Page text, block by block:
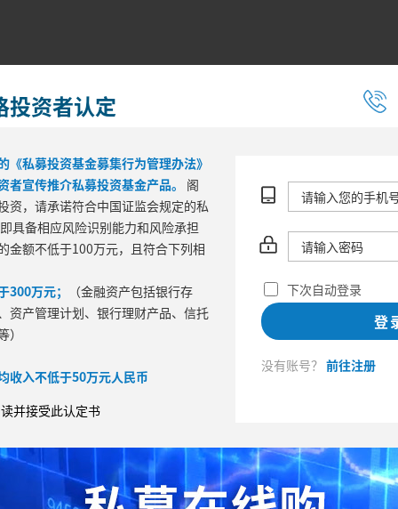
最大回撤
波
投资者认定
《私募投资基金募集行为管理办法》
宣传推介私募投资基金产品。
阁
资，请承诺符合中国证监会规定的私
具备相应风险识别能力和风险承担
金额不低于100万元，且符合下列相
300万元；
（金融资产包括银行存
资产管理计划、银行理财产品、信托
收入不低于50万元人民币
并接受此认定书
下次自动登录
登
没有账号？ 前往注册